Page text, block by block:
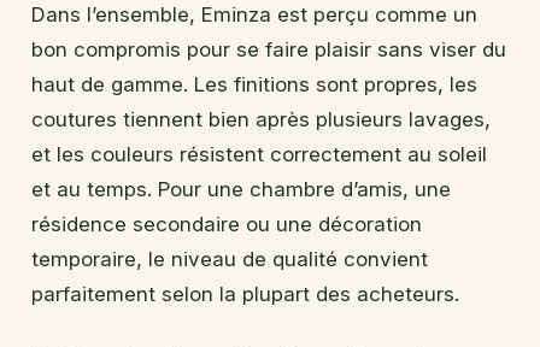
Dans l’ensemble, Eminza est perçu comme un
bon compromis pour se faire plaisir sans viser du
haut de gamme. Les finitions sont propres, les
coutures tiennent bien après plusieurs lavages,
et les couleurs résistent correctement au soleil
et au temps. Pour une chambre d’amis, une
résidence secondaire ou une décoration
temporaire, le niveau de qualité convient
parfaitement selon la plupart des acheteurs.